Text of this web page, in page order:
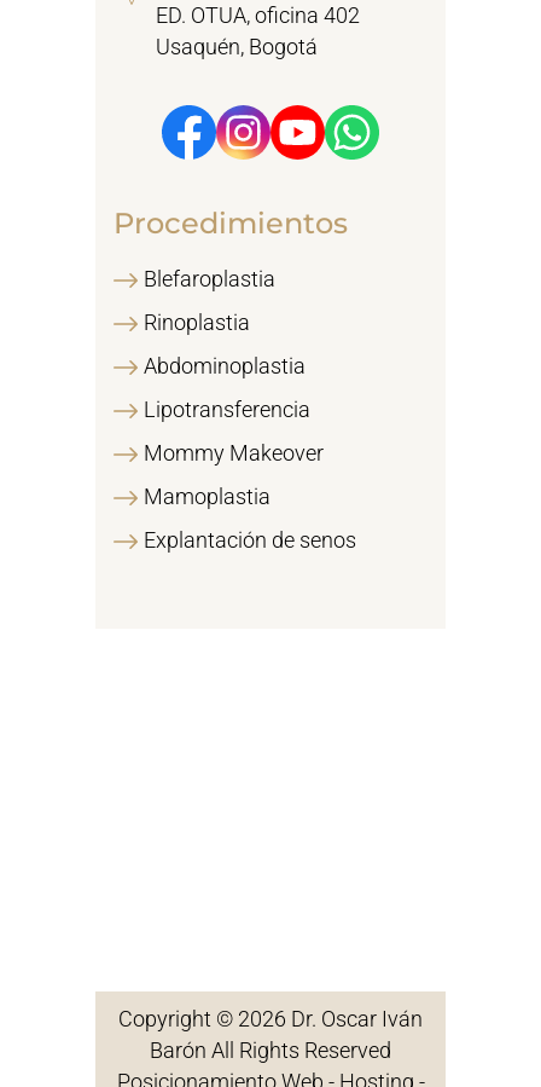
ED. OTUA, oficina 402
Usaquén, Bogotá
Procedimientos
Blefaroplastia
Rinoplastia
Abdominoplastia
Lipotransferencia
Mommy Makeover
Mamoplastia
Explantación de senos
Copyright © 2026 Dr. Oscar Iván
Barón All Rights Reserved
Posicionamiento Web - Hosting -